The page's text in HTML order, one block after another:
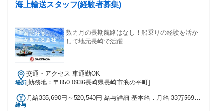
海上輸送スタッフ(経験者募集)
数カ月の長期航路はなし！船乗りの経験を活か
して地元長崎で活躍
場所
交通・アクセス 車通勤OK
[勤務地：〒850-0936長崎県長崎市浪の平町]
給与
月給335,690円～520,540円 給与詳細 基本給：月給 33万5690